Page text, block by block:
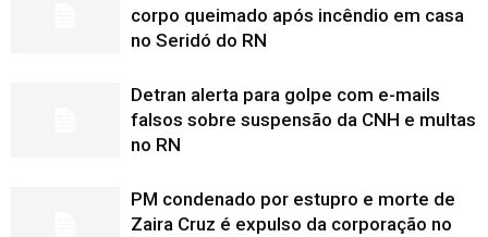
corpo queimado após incêndio em casa
no Seridó do RN
Detran alerta para golpe com e-mails
falsos sobre suspensão da CNH e multas
no RN
PM condenado por estupro e morte de
Zaira Cruz é expulso da corporação no